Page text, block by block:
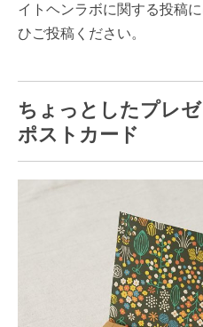
イトヘンラボに関する投稿
ひご投稿ください。
ちょっとしたプレ
ポストカード